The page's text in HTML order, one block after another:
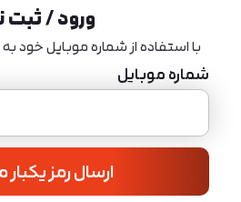
ورود / ثبت
با استفاده از شماره موبایل خود
شماره موبایل
ارسال رمز